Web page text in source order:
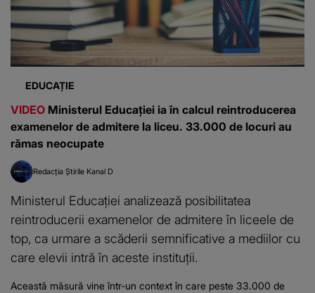
EDUCAȚIE
VIDEO Ministerul Educației ia în calcul reintroducerea
examenelor de admitere la liceu. 33.000 de locuri au
rămas neocupate
Redacția Știrile Kanal D
Ministerul Educației analizează posibilitatea
reintroducerii examenelor de admitere în liceele de
top, ca urmare a scăderii semnificative a mediilor cu
care elevii intră în aceste instituții.
Această măsură vine într-un context în care peste 33.000 de